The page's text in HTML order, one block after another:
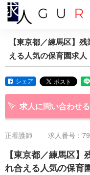
【東京都／練馬区】
える人気の保育園求人
シェア
求人に問い合わせる
正看護師 求人番号：
【東京都／練馬区
れ合える人気の保育